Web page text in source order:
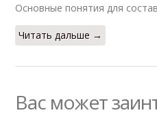
Основные понятия для
Читать дальше →
Вас может